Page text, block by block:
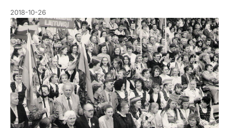
2018-10-26